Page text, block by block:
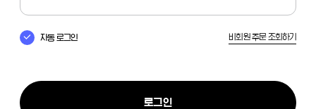
자동 로그인 비회원 주문 조회하기
로그인